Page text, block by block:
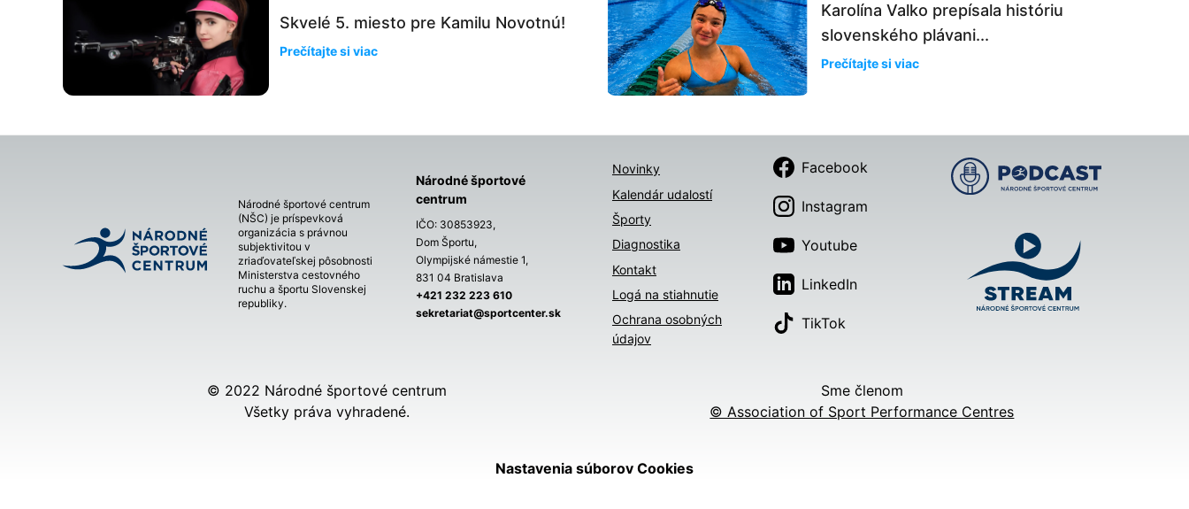
Skvelé 5. miesto pre Kamilu Novotnú!
Prečítajte si viac
Karolína Valko prepísala históriu
slovenského plávani...
Prečítajte si viac
Národné športové centrum
(NŠC) je príspevková
organizácia s právnou
subjektivitou v
zriaďovateľskej pôsobnosti
Ministerstva cestovného
ruchu a športu Slovenskej
republiky.
Národné športové
centrum
IČO: 30853923,
Dom Športu,
Olympijské námestie 1,
831 04 Bratislava
+421 232 223 610
sekretariat@sportcenter.sk
Novinky
Kalendár udalostí
Športy
Diagnostika
Kontakt
Logá na stiahnutie
Ochrana osobných
údajov
Facebook
Instagram
Youtube
LinkedIn
TikTok
© 2022 Národné športové centrum
Všetky práva vyhradené.
Sme členom
© Association of Sport Performance Centres
Nastavenia súborov Cookies